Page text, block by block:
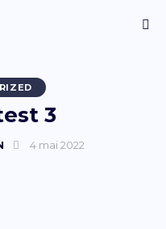
3
4 mai 2022